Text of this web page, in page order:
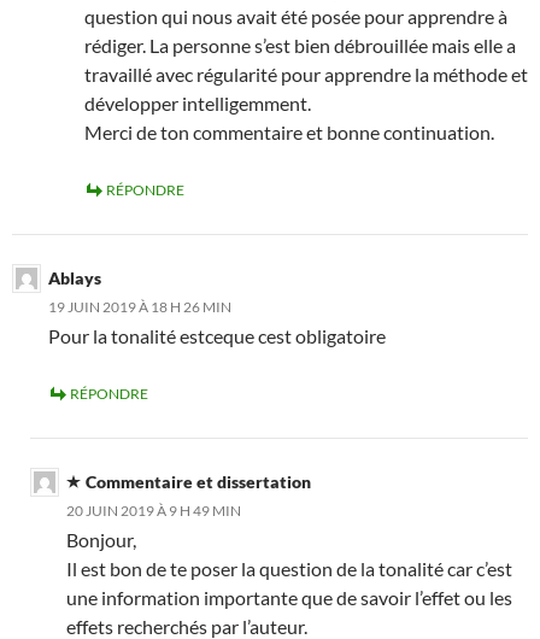
question qui nous avait été posée pour apprendre à
rédiger. La personne s’est bien débrouillée mais elle a
travaillé avec régularité pour apprendre la méthode et
développer intelligemment.
Merci de ton commentaire et bonne continuation.
RÉPONDRE
Ablays
19 JUIN 2019 À 18 H 26 MIN
Pour la tonalité estceque cest obligatoire
RÉPONDRE
Commentaire et dissertation
20 JUIN 2019 À 9 H 49 MIN
Bonjour,
Il est bon de te poser la question de la tonalité car c’est
une information importante que de savoir l’effet ou les
effets recherchés par l’auteur.